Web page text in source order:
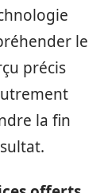
le
précis
la fin